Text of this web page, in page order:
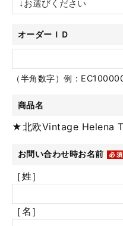
オーダーＩＤ
（半角数字）例：
商品名
★北欧Vintage Helena
お問い合わせ時お名前
［姓］
［名］